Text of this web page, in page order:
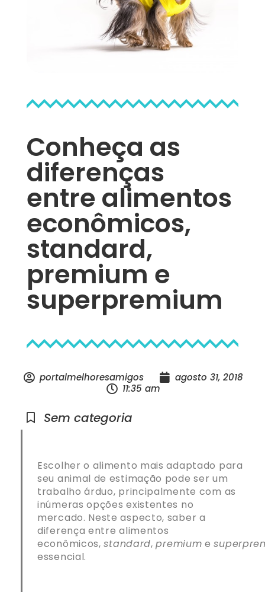
Conheça as
diferenças
entre alimentos
econômicos,
standard,
premium e
superpremium
portalmelhoresamigos
agosto 31, 2018
11:35 am
Sem categoria
Escolher o alimento mais adaptado para
seu animal de estimação pode ser um
trabalho árduo, principalmente com as
inúmeras opções existentes no
mercado. Neste aspecto, saber a
diferença entre alimentos
econômicos,standard,premium e
essencial.